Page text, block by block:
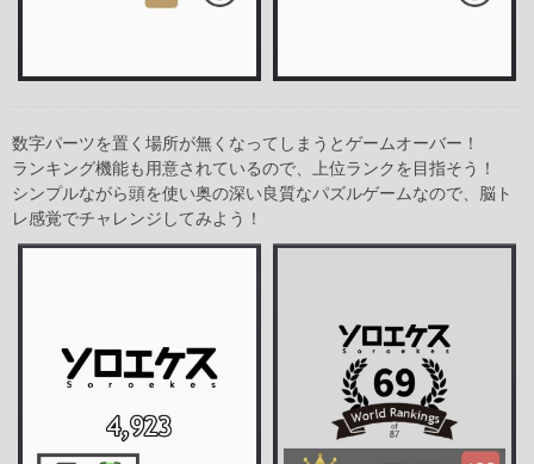
数字パーツを置く場所が無くなってしまうとゲームオーバー！
ランキング機能も用意されているので、上位ランクを目指そう！
シンプルながら頭を使い奥の深い良質なパズルゲームなので、脳ト
レ感覚でチャレンジしてみよう！